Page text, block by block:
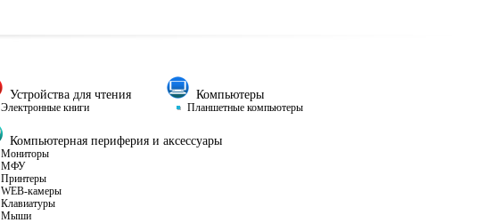
Устройства для чтения
Электронные книги
Компьютеры
Планшетные компьютеры
Компьютерная периферия и аксессуары
Мониторы
МФУ
Принтеры
WEB-камеры
Клавиатуры
Мыши